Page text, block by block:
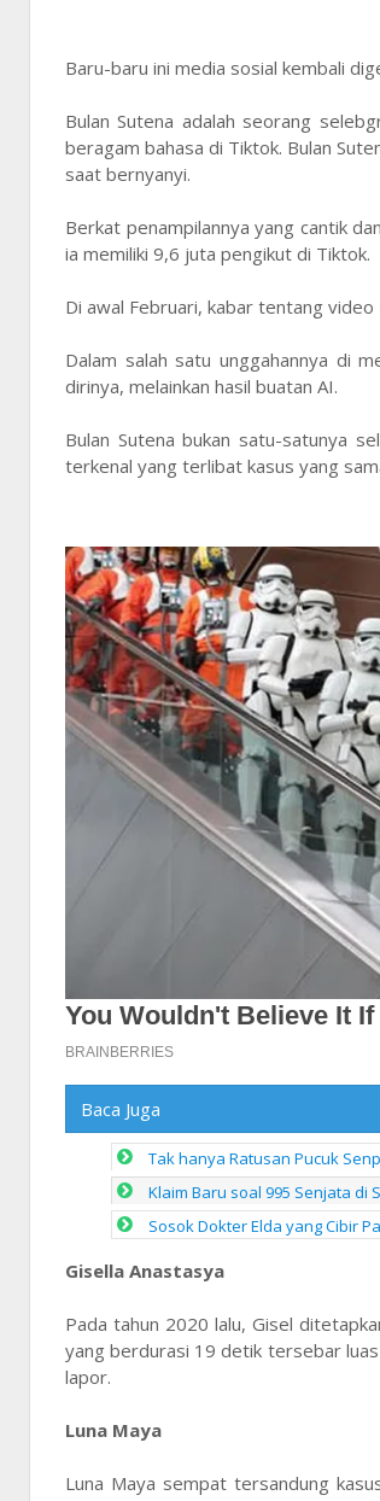
Baru-baru ini media sosial kembali
Bulan Sutena adalah seorang
beragam bahasa di Tiktok. Bulan
saat bernyanyi.
Berkat penampilannya yang cantik
ia memiliki 9,6 juta pengikut di Tiktok.
Di awal Februari, kabar tentang video
Dalam salah satu unggahannya di
dirinya, melainkan hasil buatan AI.
Bulan Sutena bukan satu-satunya
terkenal yang terlibat kasus yang
Baca Juga
Tak hanya Ratusan Pucuk
Klaim Baru soal 995 Senjata di
Sosok Dokter Elda yang Cibir
Gisella Anastasya
Pada tahun 2020 lalu, Gisel
yang berdurasi 19 detik tersebar
lapor.
Luna Maya
Luna Maya sempat tersandung